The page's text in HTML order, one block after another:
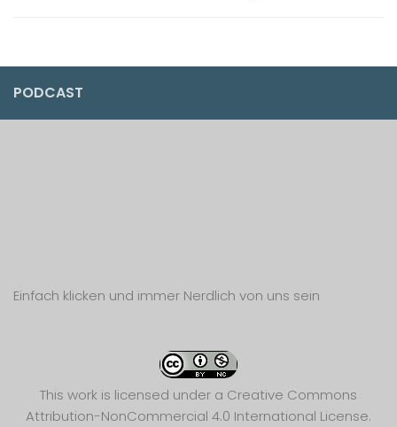
PODCAST
Einfach klicken und immer Nerdlich von uns sein
This work is licensed under a Creative Commons
Attribution-NonCommercial 4.0 International License.